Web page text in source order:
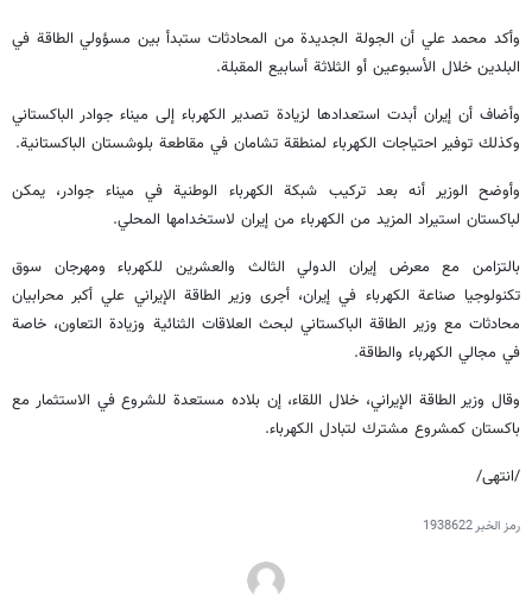
وأكد محمد علي أن الجولة الجديدة من المحادثات ستبدأ بين مسؤولي الطاقة في
البلدين خلال الأسبوعين أو الثلاثة أسابيع المقبلة.
وأضاف أن إيران أبدت استعدادها لزيادة تصدير الكهرباء إلى ميناء جوادر الباكستاني
وكذلك توفير احتياجات الكهرباء لمنطقة تشامان في مقاطعة بلوشستان الباكستانية.
وأوضح الوزير أنه بعد تركيب شبكة الكهرباء الوطنية في ميناء جوادر، يمكن
لباكستان استيراد المزيد من الكهرباء من إيران لاستخدامها المحلي.
بالتزامن مع معرض إيران الدولي الثالث والعشرين للكهرباء ومهرجان سوق
تكنولوجيا صناعة الكهرباء في إيران، أجرى وزير الطاقة الإيراني علي أكبر محرابيان
محادثات مع وزير الطاقة الباكستاني لبحث العلاقات الثنائية وزيادة التعاون، خاصة
في مجالي الكهرباء والطاقة.
وقال وزير الطاقة الإيراني، خلال اللقاء، إن بلاده مستعدة للشروع في الاستثمار مع
باكستان كمشروع مشترك لتبادل الكهرباء.
/انتهى/
رمز الخبر1938622